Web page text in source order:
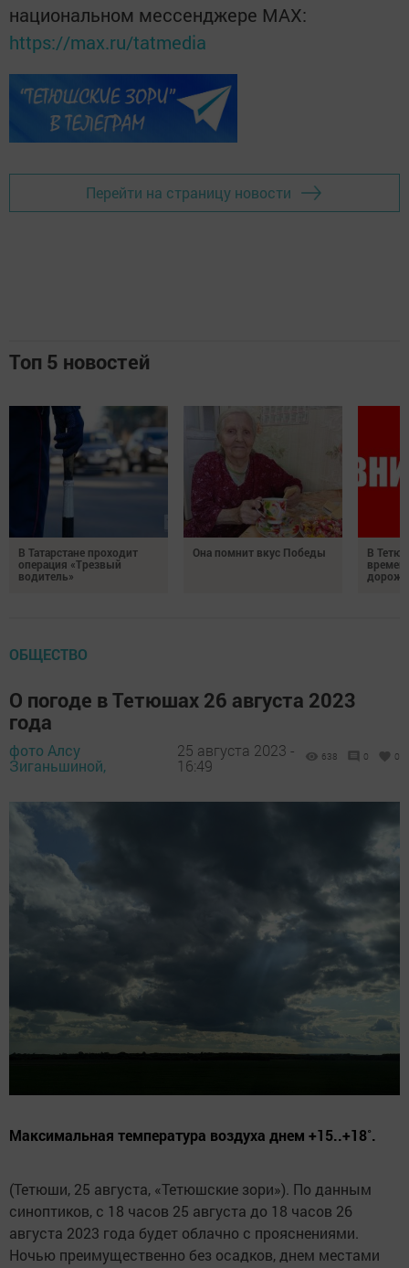
национальном мессенджере MАХ:
https://max.ru/tatmedia
Перейти на страницу новости
Топ 5 новостей
В Татарстане проходит
операция «Трезвый
водитель»
Она помнит вкус Победы
В
ОБЩЕСТВО
О погоде в Тетюшах 26 августа 2023
года
фото Алсу
Зиганьшиной,
25 августа 2023 -
16:49
638 0 0
Максимальная температура воздуха днем +15..+18˚.
(Тетюши, 25 августа, «Тетюшские зори»). По данным
синоптиков, с 18 часов 25 августа до 18 часов 26
августа 2023 года будет облачно с прояснениями.
Ночью преимущественно без осадков, днем местами